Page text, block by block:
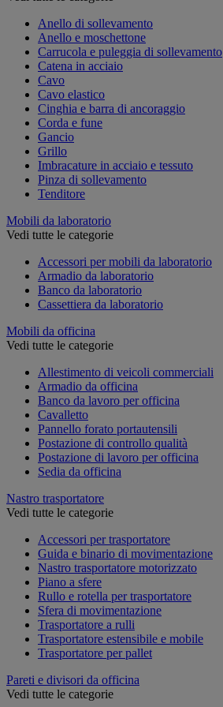
Anello di sollevamento
Anello e moschettone
Carrucola e puleggia di sollevamento
Catena in acciaio
Cavo
Cavo elastico
Cinghia e barra di ancoraggio
Corda e fune
Gancio
Grillo
Imbracature in acciaio e tessuto
Pinza di sollevamento
Tenditore
Mobili da laboratorio
Vedi tutte le categorie
Accessori per mobili da laboratorio
Armadio da laboratorio
Banco da laboratorio
Cassettiera da laboratorio
Mobili da officina
Vedi tutte le categorie
Allestimento di veicoli commerciali
Armadio da officina
Banco da lavoro per officina
Cavalletto
Pannello forato portautensili
Postazione di controllo qualità
Postazione di lavoro per officina
Sedia da officina
Nastro trasportatore
Vedi tutte le categorie
Accessori per trasportatore
Guida e binario di movimentazione
Nastro trasportatore motorizzato
Piano a sfere
Rullo e rotella per trasportatore
Sfera di movimentazione
Trasportatore a rulli
Trasportatore estensibile e mobile
Trasportatore per pallet
Pareti e divisori da officina
Vedi tutte le categorie